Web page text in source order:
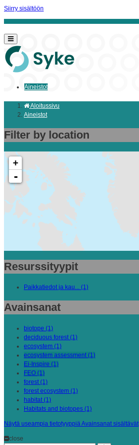
Siirry sisältöön
Aineistot
Aloitussivu
Aineistot
Filter by location
+
-
Resurssityypit
Paikkatiedot ja kau... (1)
Avainsanat
biotope (1)
deciduous forest (1)
ecosystem (1)
ecosystem assessment (1)
Ei-Inspire (1)
FEO (1)
forest (1)
forest ecosystem (1)
habitat (1)
Habitats and biotopes (1)
Näytä useampia tietotyyppiä Avainsanat sisältävät
close